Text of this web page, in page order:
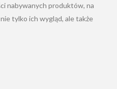
nabywanych produktów, na
tylko ich wygląd, ale także